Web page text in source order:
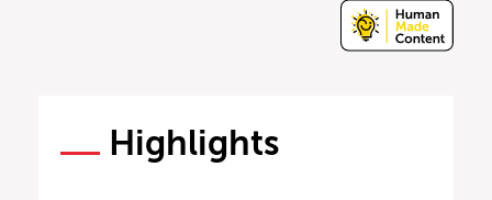
Highlights